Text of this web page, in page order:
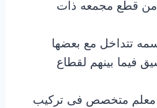
من قطع مجمعه ذات
تتداخل مع بعضها
فيما بينهم لقطاع
معلم متخصص فى تركيب